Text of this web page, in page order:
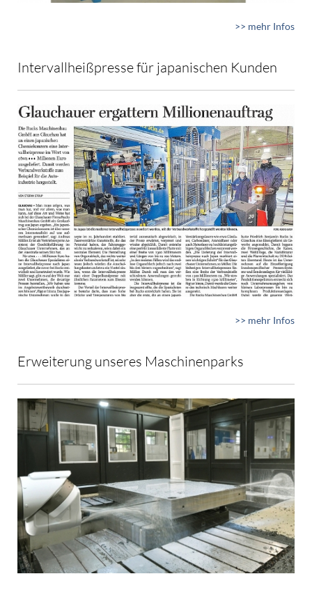
>> mehr Infos
Intervallheißpresse für japanischen Kunden
>> mehr Infos
Erweiterung unseres Maschinenparks